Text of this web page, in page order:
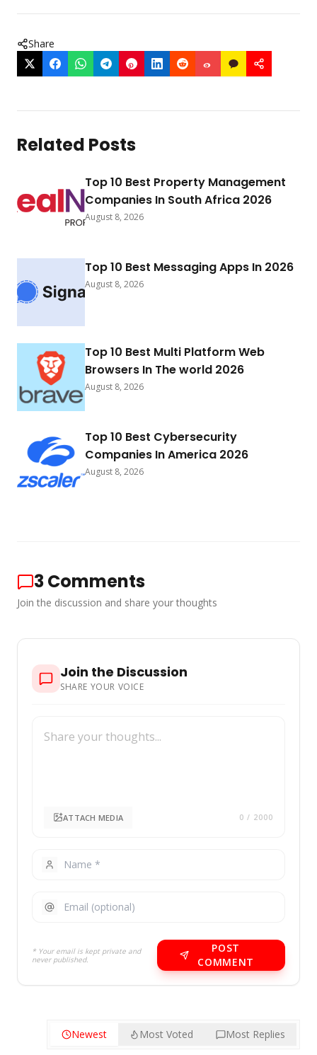
Share
Related Posts
Top 10 Best Property Management
Companies In South Africa 2026
August 8, 2026
Top 10 Best Messaging Apps In 2026
August 8, 2026
Top 10 Best Multi Platform Web
Browsers In The world 2026
August 8, 2026
Top 10 Best Cybersecurity
Companies In America 2026
August 8, 2026
3Comments
Join the discussion and share your thoughts
Join the Discussion
SHARE YOUR VOICE
ATTACH MEDIA 0 / 2000
* Your email is kept private and
never published.
POST
COMMENT
Newest Most Voted Most Replies